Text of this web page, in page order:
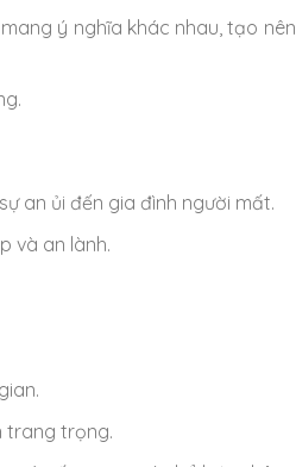
ý nghĩa khác nhau, tạo nên
an ủi đến gia đình người mất.
và an lành.
trang trọng.